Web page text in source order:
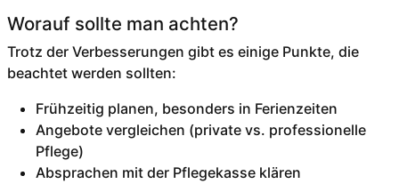
Worauf sollte man achten?
Trotz der Verbesserungen gibt es einige Punkte, die
beachtet werden sollten:
Frühzeitig planen, besonders in Ferienzeiten
Angebote vergleichen (private vs. professionelle
Pflege)
Absprachen mit der Pflegekasse klären